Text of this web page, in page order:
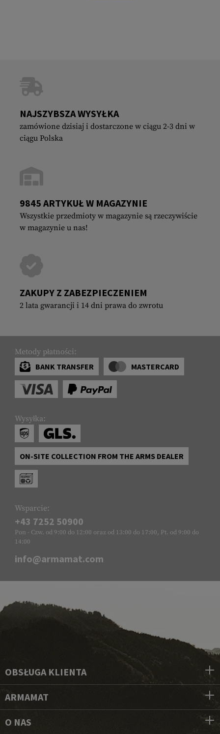
NAJSZYBSZA WYSYŁKA
zamówione dzisiaj i dostarczone w ciągu 2-3 dni w
ciągu Polska
9845 ARTYKUŁ W MAGAZYNIE
Wszystkie przedmioty w magazynie są rzeczywiście
w magazynie u nas!
ZAKUPY Z ZABEZPIECZENIEM
2 lata gwarancji i 14 dni prawa do zwrotu
Metody płatności:
BANK TRANSFER
MASTERCARD
Wysyłka:
ON-SITE COLLECTION FROM THE ARMS DEALER
Wsparcie:
+43 7252 50900
Pon - Czw. od 9:00 do 12:00 oraz od 13:00 do 17:00, Pt. od 9:00 do
14:00
info@armamat.com
OBSŁUGA KLIENTA
ARMAMAT
O NAS